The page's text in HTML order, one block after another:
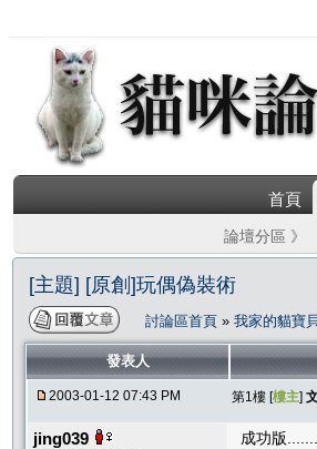
首頁
論壇分區 》
[主題] [原創]玩偶偽裝術
討論區首頁 » 我家的貓寶貝
發表人
2003-01-12 07:43 PM 第1樓 [樓主]
jing039 成功版.........